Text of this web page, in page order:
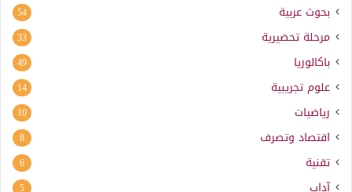
بحوث عربية 54
مرحلة تحضيرية 33
باكالوريا 49
علوم تجريبية 14
رياضيات 10
اقتصاد وتصرف 8
تقنية 6
5